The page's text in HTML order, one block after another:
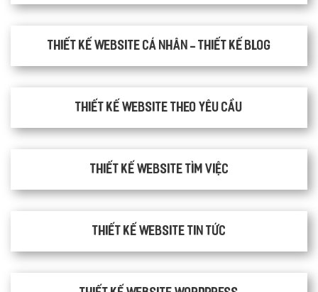
Thiết kế website cá nhân - Thiết kế blog
Thiết kế website theo yêu cầu
thiết kế website tìm việc
Thiết kế website tin tức